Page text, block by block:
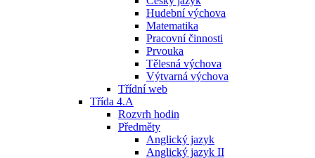
Hudební výchova
Matematika
Pracovní činnosti
Prvouka
Tělesná výchova
Výtvarná výchova
Třídní web
Třída 4.A
Rozvrh hodin
Předměty
Anglický jazyk
Anglický jazyk II